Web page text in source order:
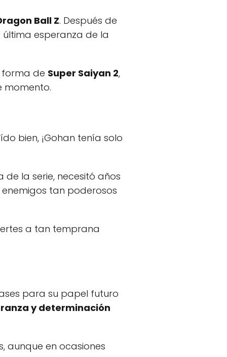
Ball Z. Después de
última esperanza de la
forma de Super Saiyan 2,
momento.
bien, ¡Gohan tenía solo
la serie, necesitó años
tan poderosos
a tan temprana
para su papel futuro
y determinación
aunque en ocasiones